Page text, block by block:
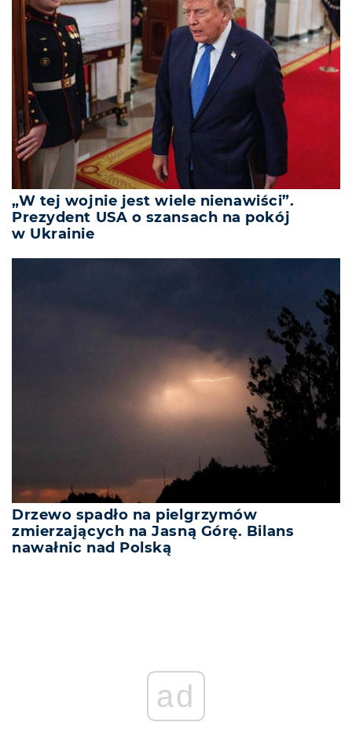
„W tej wojnie jest wiele nienawiści”.
Prezydent USA o szansach na pokój
w Ukrainie
Drzewo spadło na pielgrzymów
zmierzających na Jasną Górę. Bilans
nawałnic nad Polską
ad